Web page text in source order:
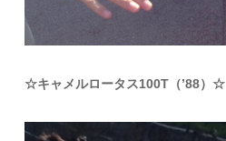
☆キャメルロータス100T（’88）☆